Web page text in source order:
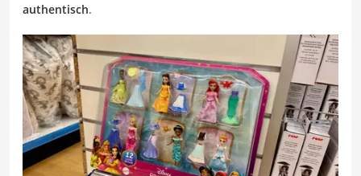
authentisch.